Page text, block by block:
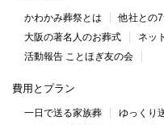
かわかみ葬祭とは 他社との
大阪の著名人のお葬式
ネッ
活動報告 ことほぎ友の会
費用とプラン
一日で送る家族葬 ゆっくり